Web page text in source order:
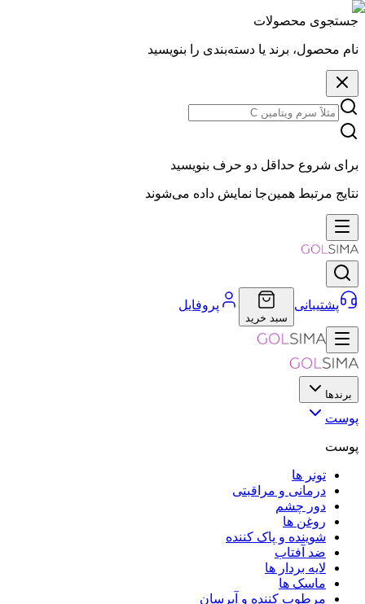
جستجوی محصولات
نام محصول، برند یا دسته‌بندی را بنویسید
برای شروع حداقل دو حرف بنویسید
نتایج مرتبط همین‌جا نمایش داده می‌شوند
پشتیبانی
سبد خرید
پروفایل
برندها
پوست
پوست
تونر ها
درمانی و مراقبتی
دور چشم
روغن ها
شوینده و پاک کننده
ضد آفتاب
لایه‌ بردار ها
ماسک ها
مرطوب کننده و آبرسان